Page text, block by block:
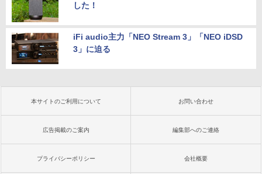
した！
iFi audio主力「NEO Stream 3」「NEO iDSD
3」に迫る
本サイトのご利用について お問い合わせ
広告掲載のご案内 編集部へのご連絡
プライバシーポリシー 会社概要